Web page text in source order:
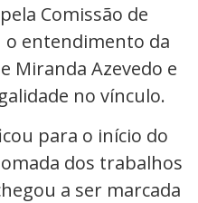
Comissão de
o entendimento da
Miranda Azevedo e
no vínculo.
para o início do
dos trabalhos
a ser marcada